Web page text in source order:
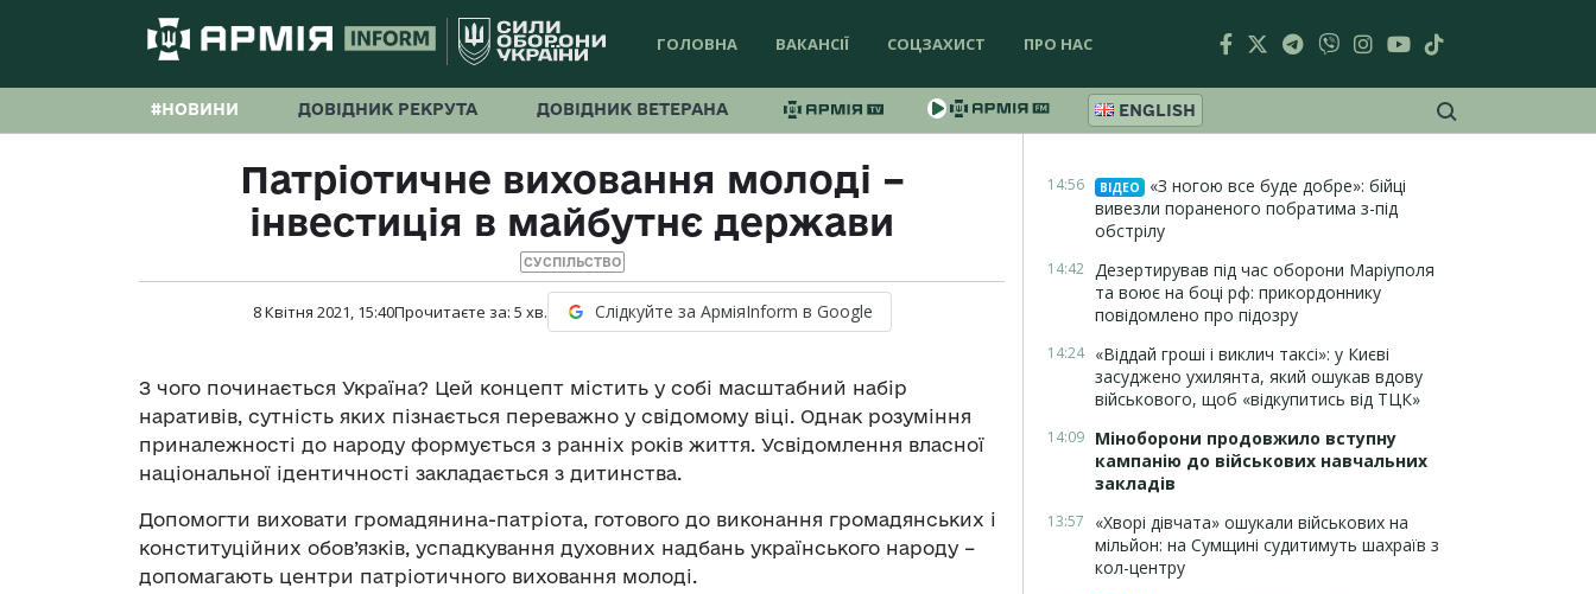
ГОЛОВНА ВАКАНСІЇ СОЦЗАХИСТ ПРО НАС
#НОВИНИ ДОВІДНИК РЕКРУТА ДОВІДНИК ВЕТЕРАНА ENGLISH
Патріотичне виховання молоді –
інвестиція в майбутнє держави
СУСПІЛЬСТВО
8 Квітня 2021, 15:40Прочитаєте за: 5 хв. Слідкуйте за АрміяInform в Google
З чого починається Україна? Цей концепт містить у собі масштабний набір
наративів, сутність яких пізнається переважно у свідомому віці. Однак розуміння
приналежності до народу формується з ранніх років життя. Усвідомлення власної
національної ідентичності закладається з дитинства.
Допомогти виховати громадянина-патріота, готового до виконання громадянських і
конституційних обов’язків, успадкування духовних надбань українського народу –
допомагають центри патріотичного виховання молоді.
14:56 ВІДЕО
«З ногою все буде добре»: бійці
вивезли пораненого побратима з-під
обстрілу
14:42 Дезертирував під час оборони Маріуполя
та воює на боці рф: прикордоннику
повідомлено про підозру
14:24 «Віддай гроші і виклич таксі»: у Києві
засуджено ухилянта, який ошукав вдову
військового, щоб «відкупитись від ТЦК»
14:09 Міноборони продовжило вступну
кампанію до військових навчальних
закладів
13:57
«Хворі дівчата» ошукали військових на
мільйон: на Сумщині судитимуть шахраїв з
кол-центру